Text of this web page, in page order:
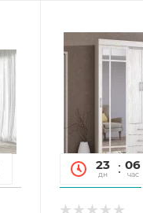
23
дн
06
час